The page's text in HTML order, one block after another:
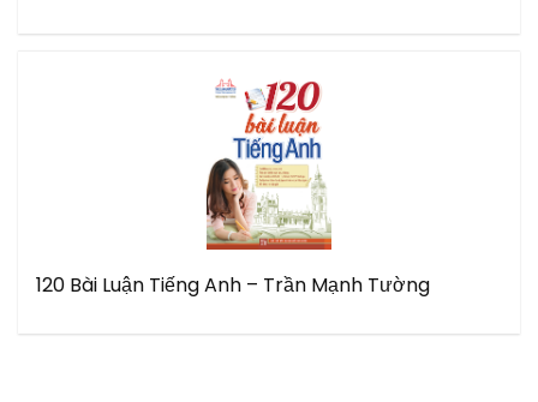
120 Bài Luận Tiếng Anh – Trần Mạnh Tường